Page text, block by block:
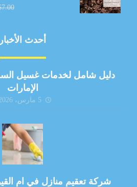
7.00
أحدث الأخبار
دليل شامل لخدمات غسيل
الإمارات
5 مارس، 2026